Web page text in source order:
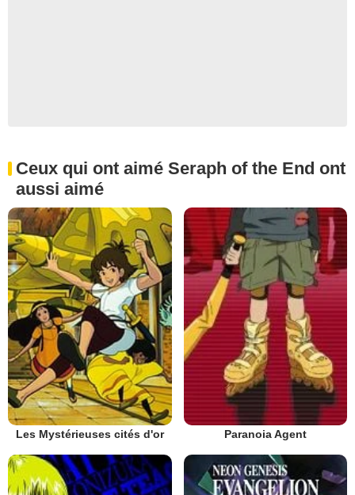
Ceux qui ont aimé Seraph of the End ont
aussi aimé
Les Mystérieuses cités d'or Paranoia Agent